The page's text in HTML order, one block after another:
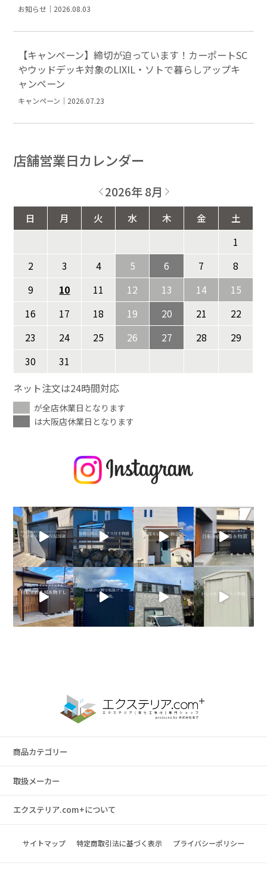
お知らせ｜2026.08.03
【キャンペーン】締切が迫っています！カーポートSC
やウッドデッキ対象のLIXIL・ソトで暮らしアップキ
ャンペーン
キャンペーン｜2026.07.23
店舗営業日カレンダー
2026年 8月
日 月 火 水 木 金
土
1
2
3 4 5 6 7
8
9
10 11 12 13 14
15
16
17 18 19 20 21
22
23
24 25 26 27 28
29
30
31
ネット注文は24時間対応
が全店休業日となります
は大阪店休業日となります
商品カテゴリー
取扱メーカー
エクステリア.com+について
サイトマップ 特定商取引法に基づく表示 プライバシーポリシー